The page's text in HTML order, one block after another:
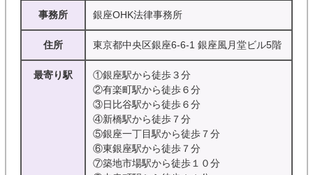
事務所 銀座OHK法律事務所
住所 東京都中央区銀座6-6-1 銀座風月堂ビル5階
最寄り駅
①銀座駅から徒歩３分
②有楽町駅から徒歩６分
③日比谷駅から徒歩６分
④新橋駅から徒歩７分
⑤銀座一丁目駅から徒歩７分
⑥東銀座駅から徒歩７分
⑦築地市場駅から徒歩１０分